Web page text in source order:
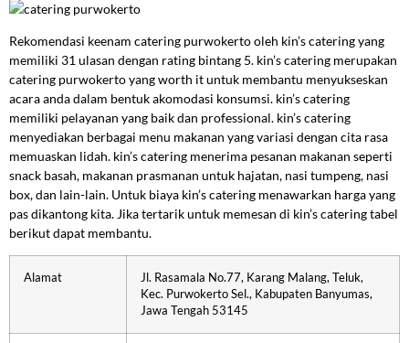
Rekomendasi keenam catering purwokerto oleh kin’s catering yang
memiliki 31 ulasan dengan rating bintang 5. kin’s catering merupakan
catering purwokerto yang worth it untuk membantu menyukseskan
acara anda dalam bentuk akomodasi konsumsi. kin’s catering
memiliki pelayanan yang baik dan professional. kin’s catering
menyediakan berbagai menu makanan yang variasi dengan cita rasa
memuaskan lidah. kin’s catering menerima pesanan makanan seperti
snack basah, makanan prasmanan untuk hajatan, nasi tumpeng, nasi
box, dan lain-lain. Untuk biaya kin’s catering menawarkan harga yang
pas dikantong kita. Jika tertarik untuk memesan di kin’s catering tabel
berikut dapat membantu.
Alamat
Jl. Rasamala No.77, Karang Malang, Teluk,
Kec. Purwokerto Sel., Kabupaten Banyumas,
Jawa Tengah 53145